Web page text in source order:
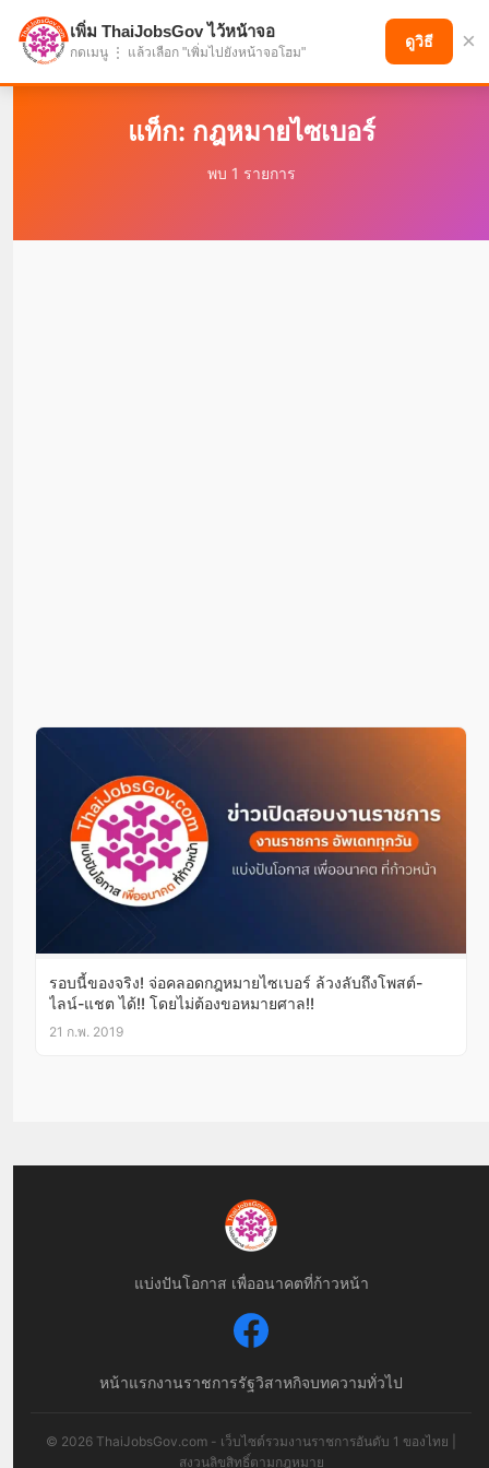
แบ่งปันโอกาส เพื่ออนาคตที่ก้าวหน้า
แท็ก: กฎหมายไซเบอร์
พบ 1 รายการ
รอบนี้ของจริง! จ่อคลอดกฎหมายไซเบอร์ ล้วงลับถึงโพสต์-
ไลน์-แชต ได้!! โดยไม่ต้องขอหมายศาล!!
21 ก.พ. 2019
แบ่งปันโอกาส เพื่ออนาคตที่ก้าวหน้า
หน้าแรกงานราชการรัฐวิสาหกิจบทความทั่วไป
© 2026 ThaiJobsGov.com - เว็บไซต์รวมงานราชการอันดับ 1 ของไทย |
สงวนลิขสิทธิ์ตามกฎหมาย
เพิ่ม ThaiJobsGov ไว้หน้าจอ
กดเมนู ⋮ แล้วเลือก "เพิ่มไปยังหน้าจอโฮม"
ดูวิธี ×